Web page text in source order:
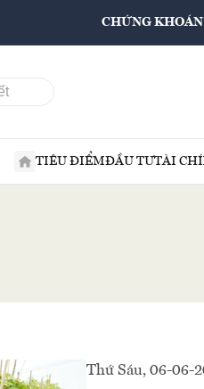
CHỨNG KHOÁN
TIÊU ĐIỂMĐẦU TƯTÀI
Thứ Sáu, 06-06-